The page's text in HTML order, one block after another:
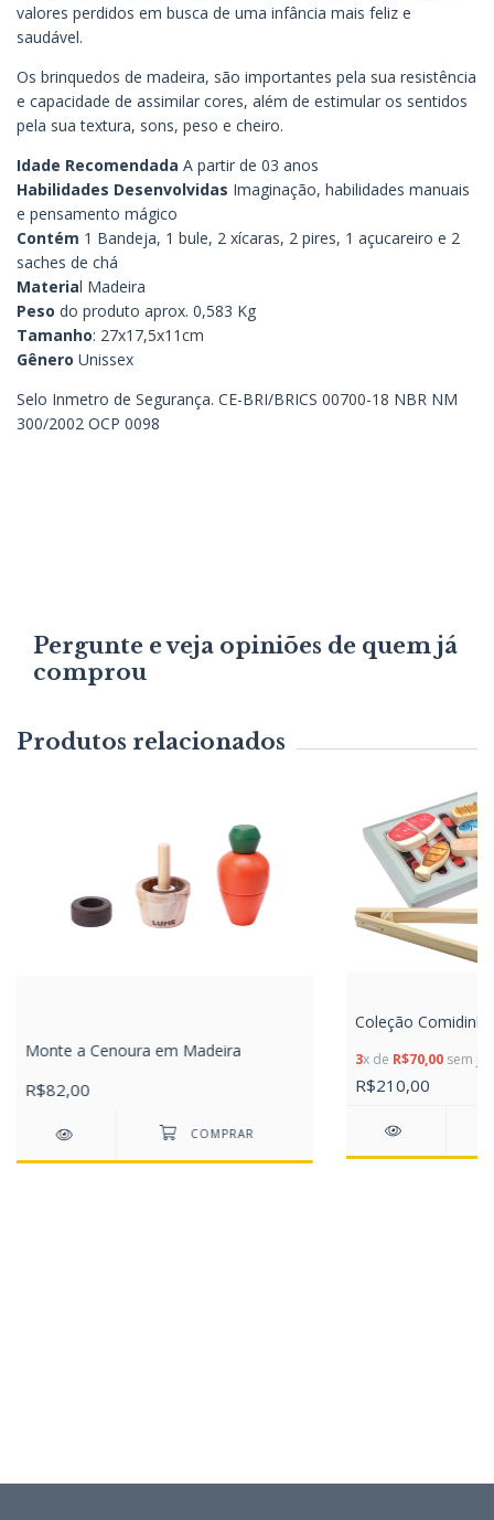
valores perdidos em busca de uma infância mais feliz e
saudável.
Os brinquedos de madeira, são importantes pela sua resistência
e capacidade de assimilar cores, além de estimular os sentidos
pela sua textura, sons, peso e cheiro.
Idade Recomendada A partir de 03 anos
Habilidades Desenvolvidas Imaginação, habilidades manuais
e pensamento mágico
Contém 1 Bandeja, 1 bule, 2 xícaras, 2 pires, 1 açucareiro e 2
saches de chá
Material Madeira
Peso do produto aprox. 0,583 Kg
Tamanho: 27x17,5x11cm
Gênero Unissex
Selo Inmetro de Segurança. CE-BRI/BRICS 00700-18 NBR NM
300/2002 OCP 0098
Pergunte e veja opiniões de quem já
comprou
Produtos relacionados
Monte a Cenoura em Madeira
R$82,00
Coleção
3x de R$70,00sem
R$210,00